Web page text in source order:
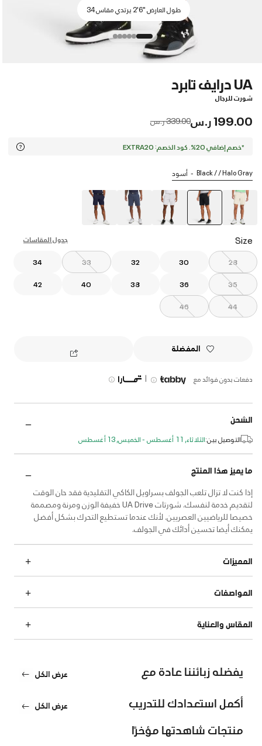
طول العارض "6'2 يرتدي مقاس 34
UA درايف تابرد
شورت للرجال
199.00 ر.س Price reduced from
339.00 ر.س to
*خصم إضافي 20%. كود الخصم: EXTRA20
Black / / Halo Gray أسود
Size جدول المقاسات
28
30
32
33
34
35
36
38
40
42
44
46
المفضلة
دفعات بدون فوائد مع |
الشحن
التوصيل بين:الثلاثاء, 11 أغسطس - الخميس, 13 أغسطس
ما يميز هذا المنتج
إذا كنت لا تزال تلعب الجولف بسراويل الكاكي التقليدية فقد حان الوقت
لتقديم خدمة لنفسك. شورتات UA Drive خفيفة الوزن ومرنة ومصممة
خصيصا للرياضيين العصريين. لأنك عندما تستطيع التحرك بشكل أفضل
يمكنك أيضا تحسين أدائك في الجولف.
المميزات
المواصفات
المقاس والعناية
يفضله زبائننا عادة مع عرض الكل
أكمل استعدادك للتدريب عرض الكل
منتجات شاهدتها مؤخرًا